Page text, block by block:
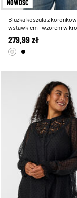
NOWOŚĆ
Bluzka koszula z
wstawkiem i wzorem w
279,99 zł